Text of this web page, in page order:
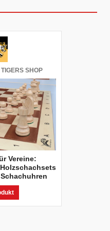
SHOP
Vereine: